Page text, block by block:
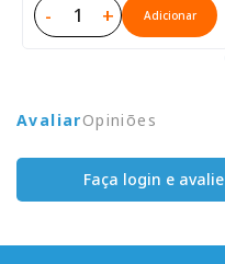
- + Adicionar
AvaliarOpiniões
Faça login e avalie